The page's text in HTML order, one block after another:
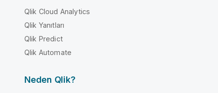
Qlik Cloud Analytics
Qlik Yanıtları
Qlik Predict
Qlik Automate
Neden Qlik?